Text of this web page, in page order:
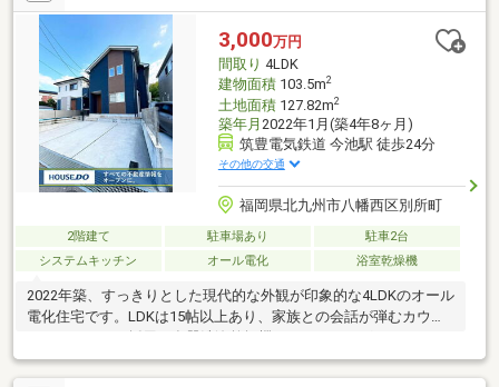
3,000万円
間取り 4LDK
建物面積103.5m2
土地面積127.82m2
築年月 2022年1月(築4年8ヶ月)
筑豊電気鉄道 今池駅 徒歩24分
その他の交通
福岡県北九州市八幡西区別所町
2階建て 駐車場あり
駐車2台
システムキッチン
オール電化 浴室乾燥機
2022年築、すっきりとした現代的な外観が印象的な4LDKのオール
電化住宅です。LDKは15帖以上あり、家族との会話が弾むカウン
浴室乾燥機、電動シャッターなど、家事と暮らしを支える設備も
充実しています。ウォークインクローゼット2か所をはじめ全居室